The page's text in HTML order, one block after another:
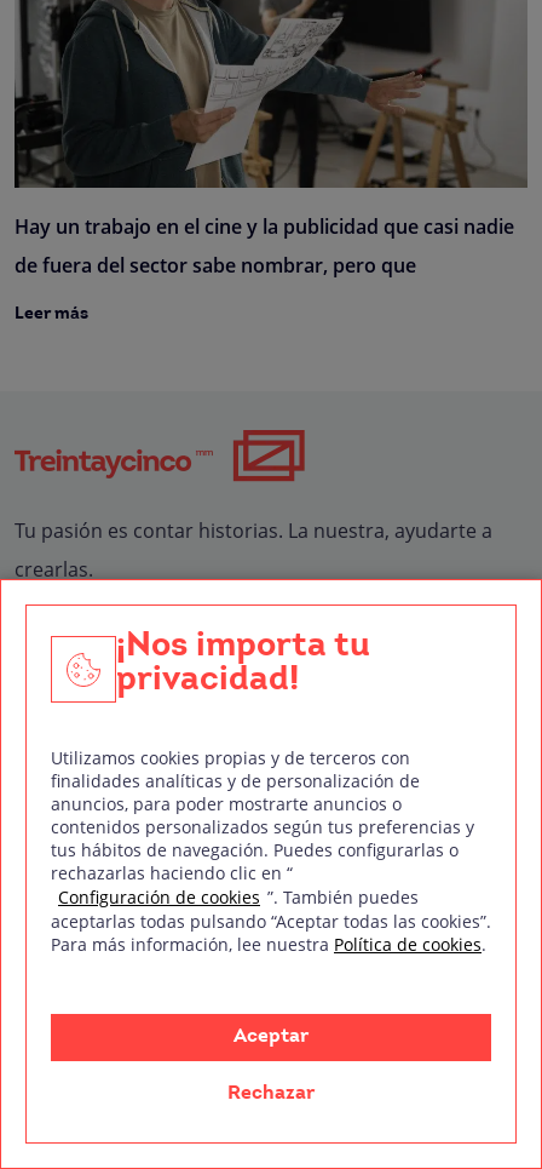
Hay un trabajo en el cine y la publicidad que casi nadie
de fuera del sector sabe nombrar, pero que
Leer más
Tu pasión es contar historias. La nuestra, ayudarte a
crearlas.
Treintaycincomm
¡Nos importa tu
privacidad!
Utilizamos cookies propias y de terceros con
finalidades analíticas y de personalización de
anuncios, para poder mostrarte anuncios o
contenidos personalizados según tus preferencias y
tus hábitos de navegación. Puedes configurarlas o
rechazarlas haciendo clic en “
Configuración de cookies ”. También puedes
aceptarlas todas pulsando “Aceptar todas las cookies”.
Para más información, lee nuestra Política de cookies.
Aceptar
Rechazar